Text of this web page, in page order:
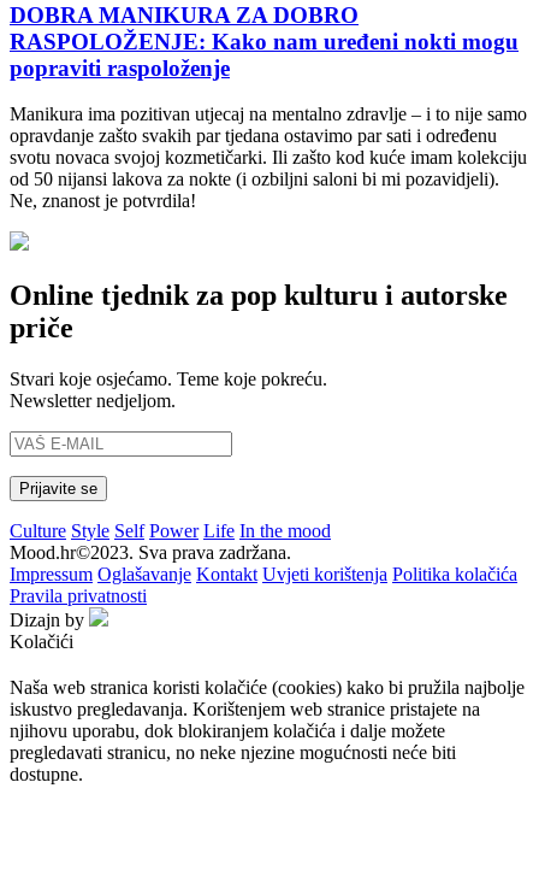
DOBRA MANIKURA ZA DOBRO
RASPOLOŽENJE: Kako nam uređeni nokti mogu
popraviti raspoloženje
Manikura ima pozitivan utjecaj na mentalno zdravlje – i to nije samo
opravdanje zašto svakih par tjedana ostavimo par sati i određenu
svotu novaca svojoj kozmetičarki. Ili zašto kod kuće imam kolekciju
od 50 nijansi lakova za nokte (i ozbiljni saloni bi mi pozavidjeli).
Ne, znanost je potvrdila!
Online tjednik za pop kulturu i autorske
priče
Stvari koje osjećamo. Teme koje pokreću.
Newsletter nedjeljom.
Culture Style Self Power Life In the mood
Mood.hr©2023. Sva prava zadržana.
Impressum Oglašavanje Kontakt Uvjeti korištenja Politika kolačića
Pravila privatnosti
Dizajn by
Kolačići
Naša web stranica koristi kolačiće (cookies) kako bi pružila najbolje
iskustvo pregledavanja. Korištenjem web stranice pristajete na
njihovu uporabu, dok blokiranjem kolačića i dalje možete
pregledavati stranicu, no neke njezine mogućnosti neće biti
dostupne.